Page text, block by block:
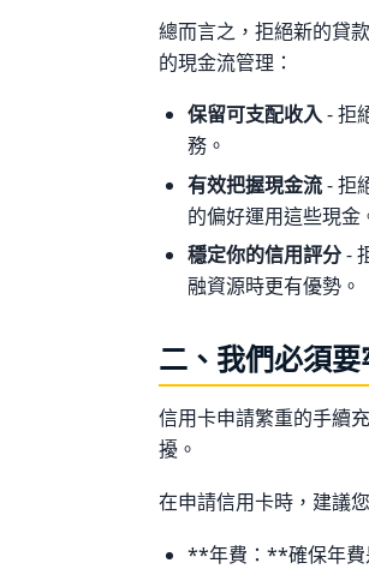
總而言之，拒絕新的貸
的現金流管理：
保留可支配收入- 拒
務。
有效把握現金流- 拒
的偏好運用這些現金
穩定你的信用評分-
融資源時更有優勢。
二、我們必須
信用卡申請繁重的手續
擾。
在申請信用卡時，建議
**年費：**確保年費